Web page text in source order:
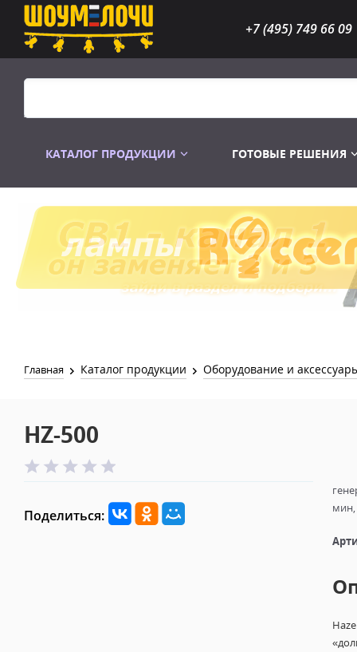
+7 (495) 749 66 09
КАТАЛОГ ПРОДУКЦИИ
Распродажа Лампы
ГОТОВЫЕ РЕШЕНИЯ
Главная Каталог продукции Оборудование и
HZ-500
Поделиться:
мин,